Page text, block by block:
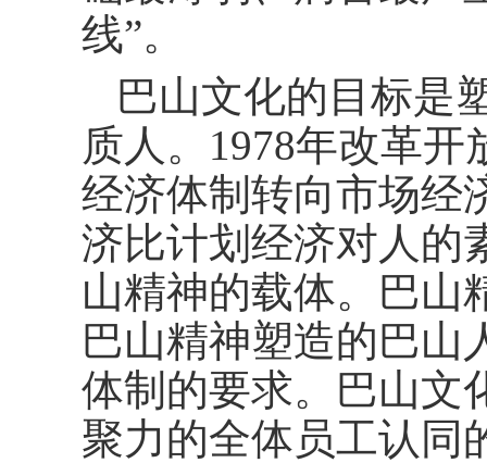
线”。
巴山文化的目标是
质人。1978年改革
经济体制转向市场经
济比计划经济对人的
山精神的载体。巴山
巴山精神塑造的巴山
体制的要求。巴山文
聚力的全体员工认同